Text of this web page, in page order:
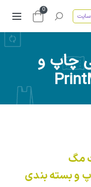
سایت
0
چاپ و
مگ
و بسته بندی